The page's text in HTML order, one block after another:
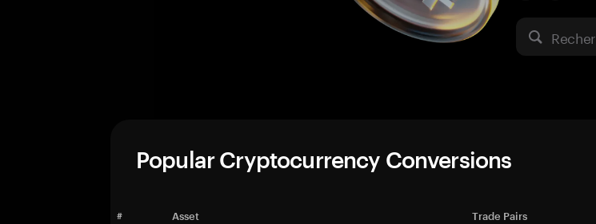
Popular Cryptocurrency Conversions
# Asset Trade Pairs